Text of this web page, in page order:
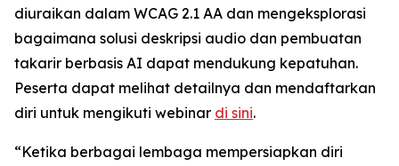
diuraikan dalam WCAG 2.1 AA dan mengeksplorasi
bagaimana solusi deskripsi audio dan pembuatan
takarir berbasis AI dapat mendukung kepatuhan.
Peserta dapat melihat detailnya dan mendaftarkan
diri untuk mengikuti webinar di sini.
“Ketika berbagai lembaga mempersiapkan diri